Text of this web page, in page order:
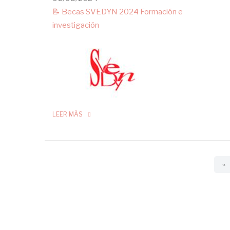
📝 Becas SVEDYN 2024 Formación e
investigación
LEER MÁS
‹‹